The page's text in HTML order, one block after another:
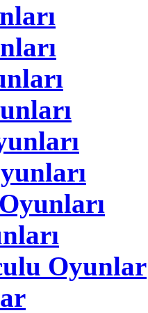
Oyunlar